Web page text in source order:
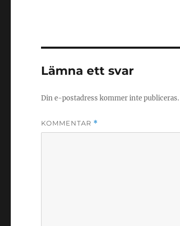
Lämna ett svar
Din e-postadress kommer inte publiceras.
KOMMENTAR *